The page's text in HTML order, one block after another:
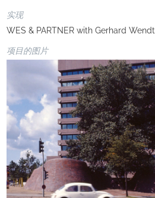
实现
WES & PARTNER with Gerhard Wendt
项目的图片